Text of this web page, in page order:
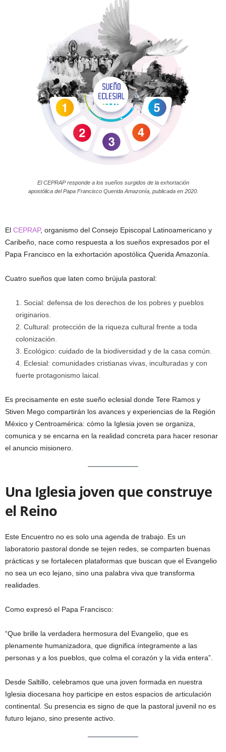
El CEPRAP responde a los sueños surgidos de la exhortación
apostólica del Papa Francisco Querida Amazonía, publicada en 2020.
El CEPRAP, organismo del Consejo Episcopal Latinoamericano y
Caribeño, nace como respuesta a los sueños expresados por el
Papa Francisco en la exhortación apostólica Querida Amazonía.
Cuatro sueños que laten como brújula pastoral:
Social: defensa de los derechos de los pobres y pueblos
originarios.
Cultural: protección de la riqueza cultural frente a toda
colonización.
Ecológico: cuidado de la biodiversidad y de la casa común.
Eclesial: comunidades cristianas vivas, inculturadas y con
fuerte protagonismo laical.
Es precisamente en este sueño eclesial donde Tere Ramos y
Stiven Mego compartirán los avances y experiencias de la Región
México y Centroamérica: cómo la Iglesia joven se organiza,
comunica y se encarna en la realidad concreta para hacer resonar
el anuncio misionero.
Una Iglesia joven que construye
el Reino
Este Encuentro no es solo una agenda de trabajo. Es un
laboratorio pastoral donde se tejen redes, se comparten buenas
prácticas y se fortalecen plataformas que buscan que el Evangelio
no sea un eco lejano, sino una palabra viva que transforma
realidades.
Como expresó el Papa Francisco:
“Que brille la verdadera hermosura del Evangelio, que es
plenamente humanizadora, que dignifica íntegramente a las
personas y a los pueblos, que colma el corazón y la vida entera”.
Desde Saltillo, celebramos que una joven formada en nuestra
Iglesia diocesana hoy participe en estos espacios de articulación
continental. Su presencia es signo de que la pastoral juvenil no es
futuro lejano, sino presente activo.